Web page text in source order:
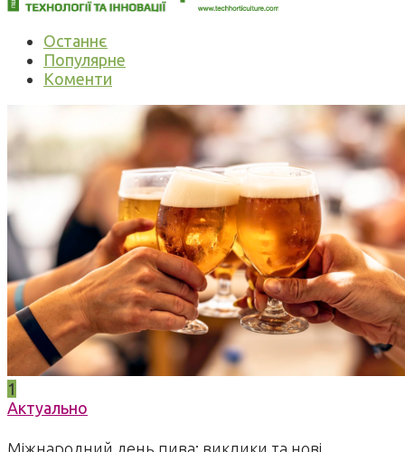
Останнє
Популярне
Коменти
1
Актуально
Міжнародний день пива: виклики та нові